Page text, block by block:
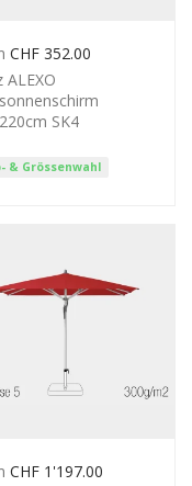
& Grössenwahl
ALEXO
SK4
CHF 352.00
CHF 1'197.00